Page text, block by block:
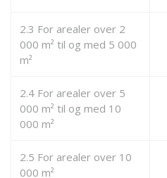
2.3 For arealer over 2
000 m² til og med 5 000
m²
2.4 For arealer over 5
000 m² til og med 10
000 m²
2.5 For arealer over 10
000 m²